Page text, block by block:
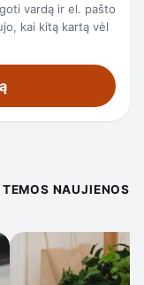
vardą ir el. pašto
kai kitą kartą vėl
NAUJIENOS